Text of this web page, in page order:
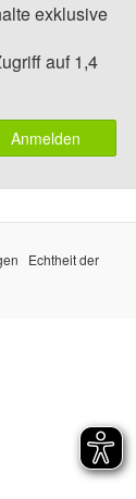
exklusive
auf 1,4
Anmelden
Echtheit der